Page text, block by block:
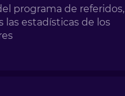
programa de referidos,
las estadísticas de los